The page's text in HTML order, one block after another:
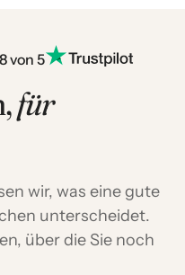
von 5
für
wir, was eine gute
unterscheidet.
über die Sie noch